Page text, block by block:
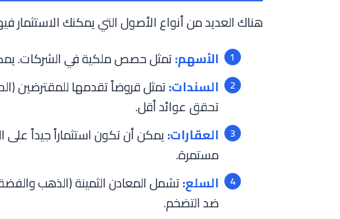
هناك العديد من أنواع الأصول التي يمكنك
الأسهم:تمثل حصص ملكية في الشركات.
السندات:تمثل قروضاً تقدمها للمقترضين
تحقق عوائد أقل.
العقارات:يمكن أن تكون استثماراً جيداً على
مستمرة.
السلع:تشمل المعادن الثمينة (الذهب
ضد التضخم.